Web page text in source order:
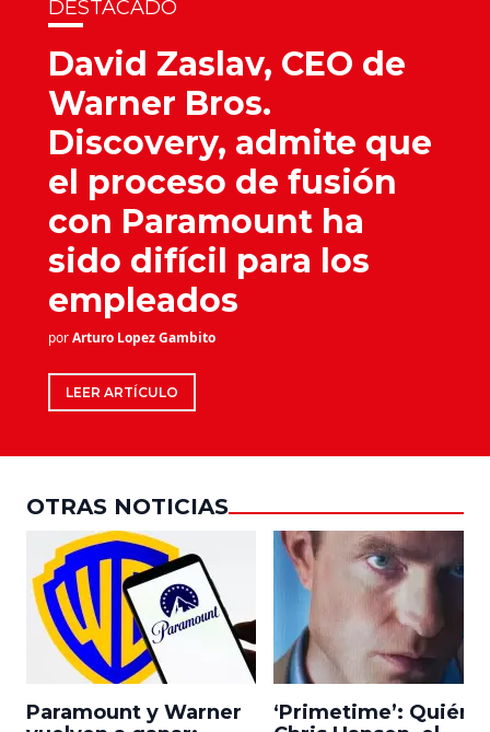
DESTACADO
David Zaslav, CEO de
Warner Bros.
Discovery, admite que
el proceso de fusión
con Paramount ha
sido difícil para los
empleados
porArturo Lopez Gambito
LEER ARTÍCULO
OTRAS NOTICIAS
Paramount y Warner
‘Primetime’: Quién